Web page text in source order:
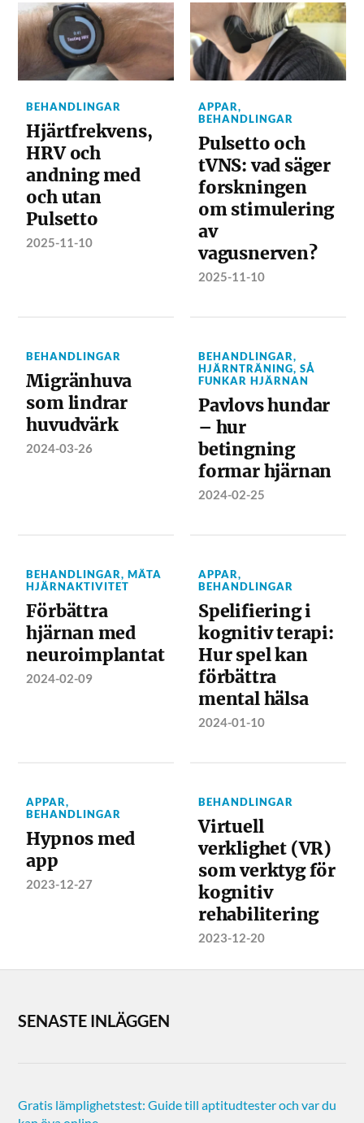
BEHANDLINGAR
Hjärtfrekvens,
HRV och
andning med
och utan
Pulsetto
2025-11-10
APPAR,
BEHANDLINGAR
Pulsetto och
tVNS: vad säger
forskningen
om stimulering
av
vagusnerven?
2025-11-10
BEHANDLINGAR
Migränhuva
som lindrar
huvudvärk
2024-03-26
BEHANDLINGAR,
HJÄRNTRÄNING,SÅ
FUNKAR HJÄRNAN
Pavlovs hundar
– hur
betingning
formar hjärnan
2024-02-25
BEHANDLINGAR,MÄTA
HJÄRNAKTIVITET
Förbättra
hjärnan med
neuroimplantat
2024-02-09
APPAR,
BEHANDLINGAR
Spelifiering i
kognitiv terapi:
Hur spel kan
förbättra
mental hälsa
2024-01-10
APPAR,
BEHANDLINGAR
Hypnos med
app
2023-12-27
BEHANDLINGAR
Virtuell
verklighet (VR)
som verktyg för
kognitiv
rehabilitering
2023-12-20
SENASTE INLÄGGEN
Gratis lämplighetstest: Guide till aptitudtester och var du